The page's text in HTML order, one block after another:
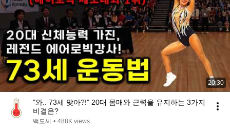
20:30
"와.. 73세 맞아?!" 20대 몸매와 근력을 유지하는 3가지
비결은?
백도씨 • 488K views